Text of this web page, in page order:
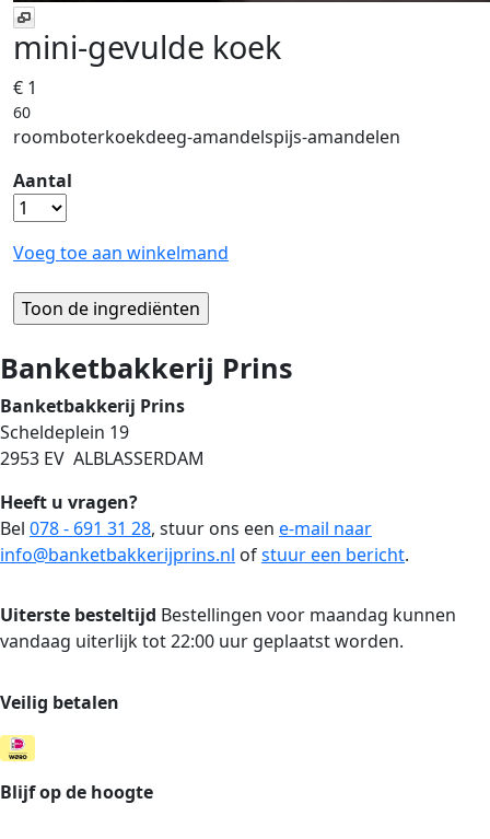
mini-gevulde koek
€ 1
60
roomboterkoekdeeg-amandelspijs-amandelen
Aantal
Voeg toe aan winkelmand
Banketbakkerij Prins
Banketbakkerij Prins
Scheldeplein 19
2953 EV ALBLASSERDAM
Heeft u vragen?
Bel 078 - 691 31 28, stuur ons een e-mail naar
info@banketbakkerijprins.nl ofstuur een bericht.
Uiterste besteltijd Bestellingen voor maandag kunnen
vandaag uiterlijk tot 22:00 uur geplaatst worden.
Veilig betalen
Blijf op de hoogte